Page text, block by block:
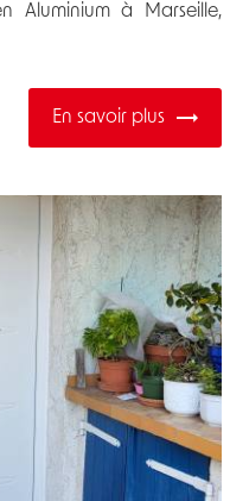
Aluminium à Marseille,
En savoir plus